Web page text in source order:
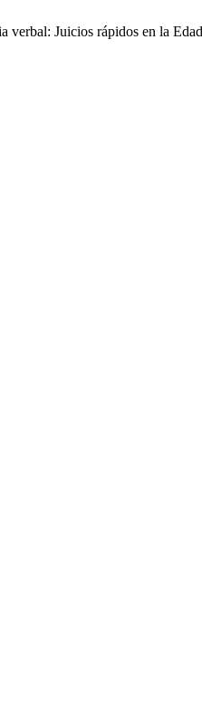
verbal: Juicios rápidos en la